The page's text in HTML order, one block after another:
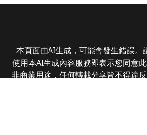
本頁面由AI生成，可能會發生錯誤。
使用本AI生成內容服務即表示您同意
非商業用途，任何轉載分享皆不得違